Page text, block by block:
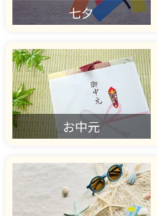
七夕
お中元